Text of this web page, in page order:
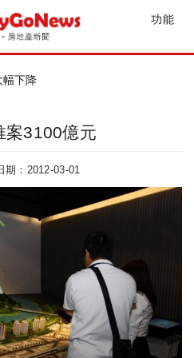
功能
案3100億元
期：2012-03-01